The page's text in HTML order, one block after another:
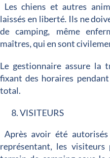
Les chiens et autres
laissés en liberté. Ils ne
de camping, même
maîtres, qui en sont
Le gestionnaire assure la
fixant des horaires
total.
VISITEURS
Après avoir été
représentant, les